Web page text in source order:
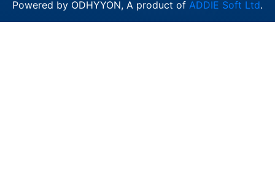
Powered by ODHYYON, A product of ADDIE Soft Ltd.